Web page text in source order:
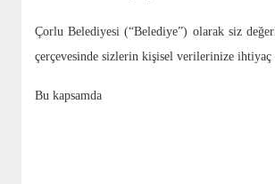
Çorlu Belediyesi (“Belediye”) olarak siz
çerçevesinde sizlerin kişisel verilerinize
Bu kapsamda